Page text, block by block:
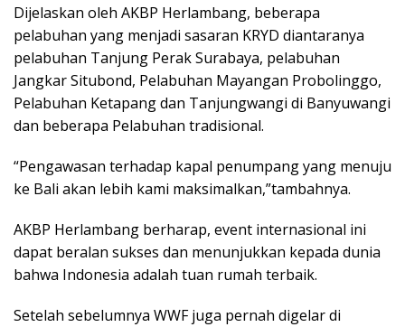
Dijelaskan oleh AKBP Herlambang, beberapa
pelabuhan yang menjadi sasaran KRYD diantaranya
pelabuhan Tanjung Perak Surabaya, pelabuhan
Jangkar Situbond, Pelabuhan Mayangan Probolinggo,
Pelabuhan Ketapang dan Tanjungwangi di Banyuwangi
dan beberapa Pelabuhan tradisional.
“Pengawasan terhadap kapal penumpang yang menuju
ke Bali akan lebih kami maksimalkan,”tambahnya.
AKBP Herlambang berharap, event internasional ini
dapat beralan sukses dan menunjukkan kepada dunia
bahwa Indonesia adalah tuan rumah terbaik.
Setelah sebelumnya WWF juga pernah digelar di